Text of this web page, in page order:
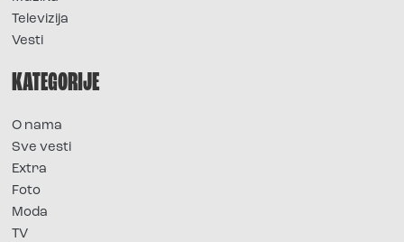
Televizija
Vesti
KATEGORIJE
O nama
Sve vesti
Extra
Foto
Moda
TV